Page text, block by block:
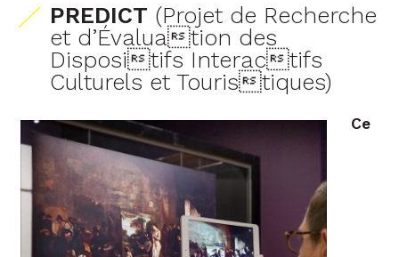
PREDICT (Projet de Recherche
et d’Évaluation des
Dispositifs Interactifs
Culturels et Touristiques)
Ce